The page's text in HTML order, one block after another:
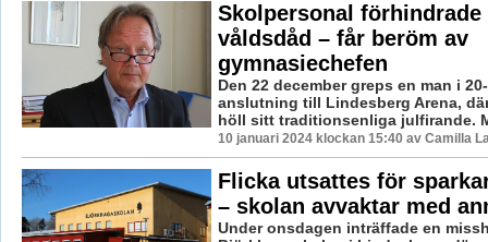
Skolpersonal förhindrade
våldsdåd – får beröm av
gymnasiechefen
Den 22 december greps en man i
anslutning till Lindesberg Arena,
höll sitt traditionsenliga julfirande.
10 januari 2024 klockan 15:40 av Camilla
Flicka utsattes för
– skolan avvaktar med
Under onsdagen inträffade en